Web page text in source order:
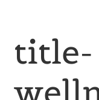
title-